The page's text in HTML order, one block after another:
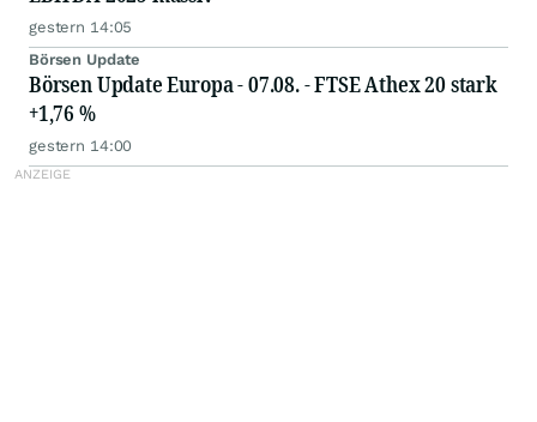
gestern 14:05
Börsen Update
Börsen Update Europa - 07.08. - FTSE Athex 20 stark
+1,76 %
gestern 14:00